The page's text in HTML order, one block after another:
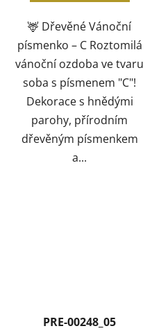
🦌 Dřevěné Vánoční
písmenko – C Roztomilá
vánoční ozdoba ve tvaru
soba s písmenem "C"!
Dekorace s hnědými
parohy, přírodním
dřevěným písmenkem
a...
PRE-00248_05